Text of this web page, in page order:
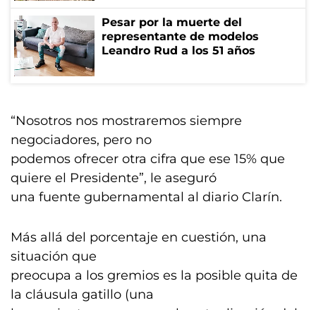
Pesar por la muerte del
representante de modelos
Leandro Rud a los 51 años
“Nosotros nos mostraremos siempre
negociadores, pero no
podemos ofrecer otra cifra que ese 15% que
quiere el Presidente”, le aseguró
una fuente gubernamental al diario Clarín.
Más allá del porcentaje en cuestión, una
situación que
preocupa a los gremios es la posible quita de
la cláusula gatillo (una